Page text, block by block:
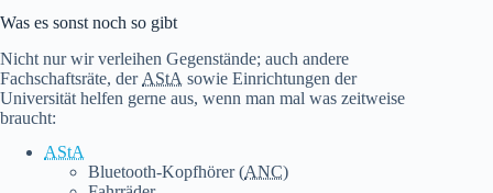
Was es sonst noch so gibt
Nicht nur wir verleihen Gegenstände; auch andere
Fachschaftsräte, der AStA sowie Einrichtungen der
Universität helfen gerne aus, wenn man mal was zeitweise
braucht:
AStA
Bluetooth-Kopfhörer (ANC)